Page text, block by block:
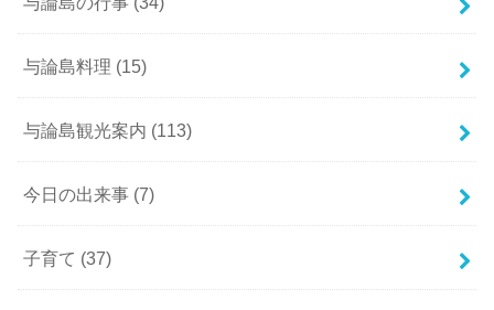
与論島料理 (15)
与論島観光案内 (113)
今日の出来事 (7)
子育て (37)